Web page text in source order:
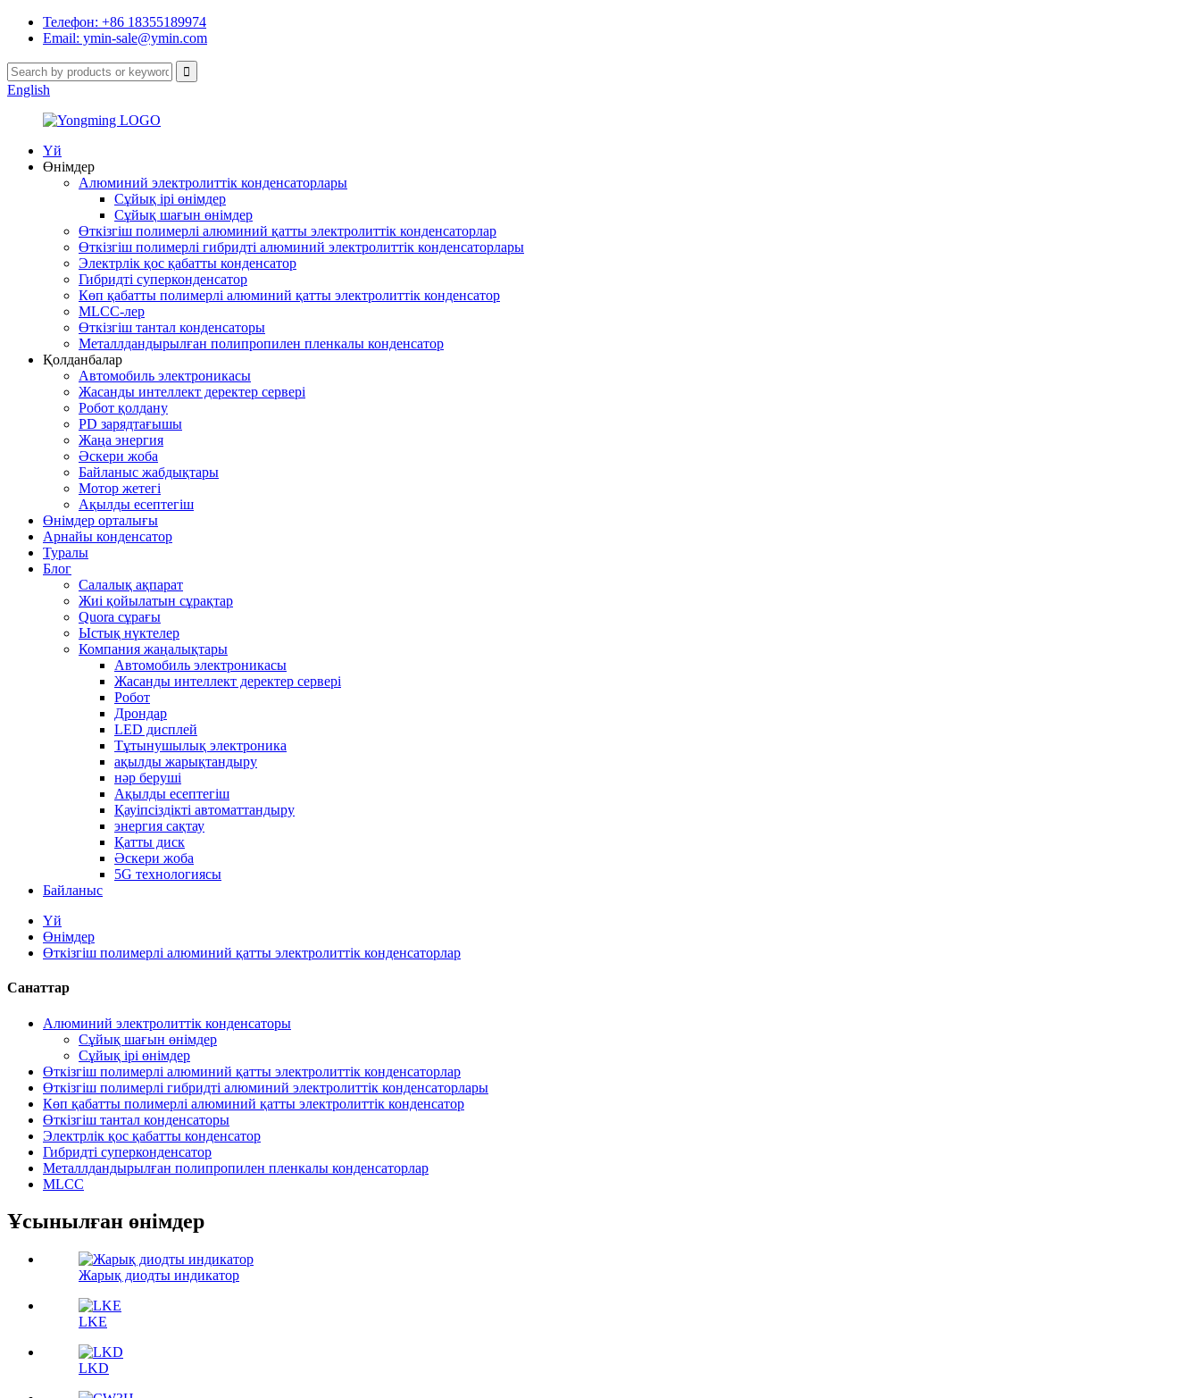
Телефон: +86 18355189974
Email: ymin-sale@ymin.com
English
Үй
Өнімдер
Алюминий электролиттік конденсаторлары
Сұйық ірі өнімдер
Сұйық шағын өнімдер
Өткізгіш полимерлі алюминий қатты электролиттік конденсаторлар
Өткізгіш полимерлі гибридті алюминий электролиттік конденсаторлары
Электрлік қос қабатты конденсатор
Гибридті суперконденсатор
Көп қабатты полимерлі алюминий қатты электролиттік конденсатор
MLCC-лер
Өткізгіш тантал конденсаторы
Металлдандырылған полипропилен пленкалы конденсатор
Қолданбалар
Автомобиль электроникасы
Жасанды интеллект деректер сервері
Робот қолдану
PD зарядтағышы
Жаңа энергия
Әскери жоба
Байланыс жабдықтары
Мотор жетегі
Ақылды есептегіш
Өнімдер орталығы
Арнайы конденсатор
Туралы
Блог
Салалық ақпарат
Жиі қойылатын сұрақтар
Quora сұрағы
Ыстық нүктелер
Компания жаңалықтары
Автомобиль электроникасы
Жасанды интеллект деректер сервері
Робот
Дрондар
LED дисплей
Тұтынушылық электроника
ақылды жарықтандыру
нәр беруші
Ақылды есептегіш
Қауіпсіздікті автоматтандыру
энергия сақтау
Қатты диск
Әскери жоба
5G технологиясы
Байланыс
Үй
Өнімдер
Өткізгіш полимерлі алюминий қатты электролиттік конденсаторлар
Санаттар
Алюминий электролиттік конденсаторы
Сұйық шағын өнімдер
Сұйық ірі өнімдер
Өткізгіш полимерлі алюминий қатты электролиттік конденсаторлар
Өткізгіш полимерлі гибридті алюминий электролиттік конденсаторлары
Көп қабатты полимерлі алюминий қатты электролиттік конденсатор
Өткізгіш тантал конденсаторы
Электрлік қос қабатты конденсатор
Гибридті суперконденсатор
Металлдандырылған полипропилен пленкалы конденсаторлар
MLCC
Ұсынылған өнімдер
Жарық диодты индикатор
LKE
LKD